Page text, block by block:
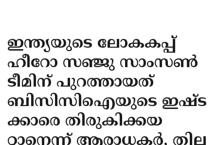
KANNUR
KASARAGOD
ഇന്ത്യയുടെ ലോകകപ്പ്
ഹീറോ സഞ്ജു സാംസണ്‍
ടീമിന് പുറത്തായത്
ബിസിസിഐയുടെ ഇഷ്ട
ക്കാരെ തിരുകിക്കയ
റ്റാനെന്ന് ആരാധകര്‍, തില